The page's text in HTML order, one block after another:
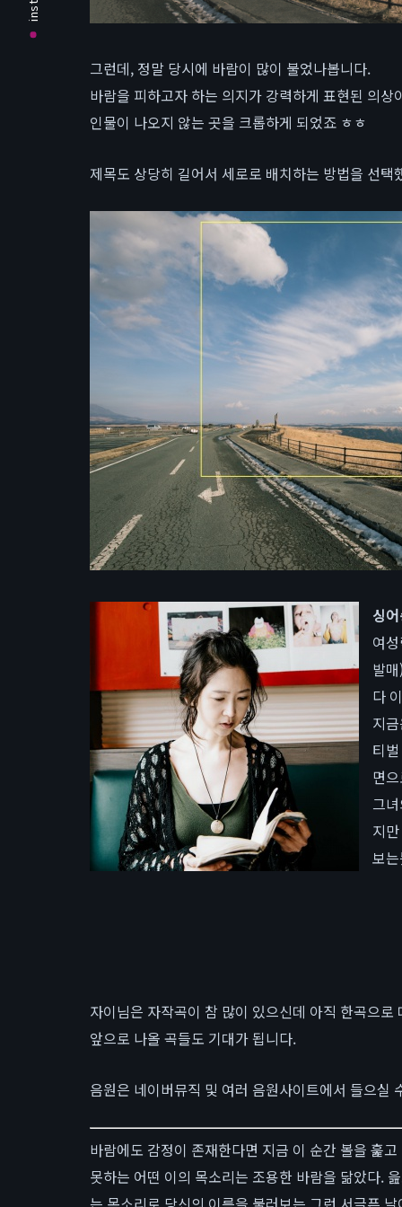
그런데, 정말 당시에 바람이 많이 불었나봅니다.
바람을 피하고자 하는 의지가 강력하게 표현된 의상
인물이 나오지 않는 곳을 크롭하게 되었죠 ㅎㅎ
제목도 상당히 길어서 세로로 배치하는 방법을 선택
싱
여
발
다
지
티
면
그
지
보
자이님은 자작곡이 참 많이 있으신데 아직 한곡으로
앞으로 나올 곡들도 기대가 됩니다.
음원은 네이버뮤직 및 여러 음원사이트에서 들으실
바람에도 감정이 존재한다면 지금 이 순간 볼을 훑
못하는 어떤 이의 목소리는 조용한 바람을 닮았다.